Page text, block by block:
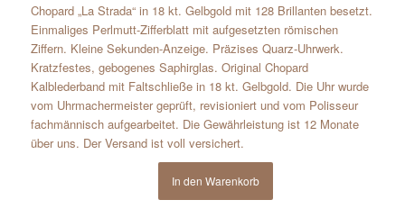
Chopard „La Strada“ in 18 kt. Gelbgold mit 128 Brillanten besetzt.
Einmaliges Perlmutt-Zifferblatt mit aufgesetzten römischen
Ziffern. Kleine Sekunden-Anzeige. Präzises Quarz-Uhrwerk.
Kratzfestes, gebogenes Saphirglas. Original Chopard
Kalblederband mit Faltschließe in 18 kt. Gelbgold. Die Uhr wurde
vom Uhrmachermeister geprüft, revisioniert und vom Polisseur
fachmännisch aufgearbeitet. Die Gewährleistung ist 12 Monate
über uns. Der Versand ist voll versichert.
In den Warenkorb